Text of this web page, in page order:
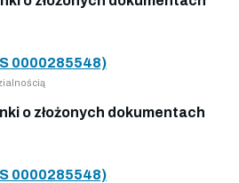
0000285548)
o złożonych dokumentach
0000285548)